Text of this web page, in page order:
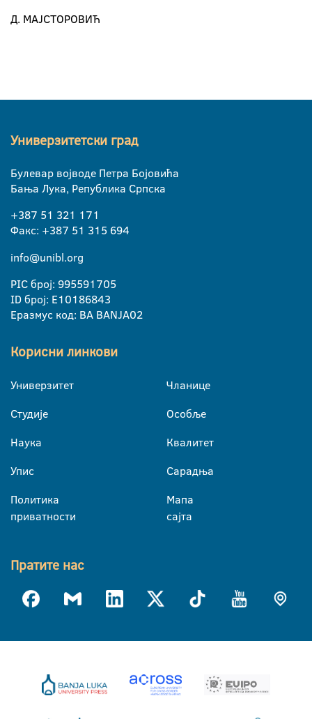
Д. МАЈСТОРОВИЋ
Универзитетски град
Булевар војводе Петра Бојовића
Бања Лука, Република Српска
+387 51 321 171
Факс: +387 51 315 694
info@unibl.org
PIC број: 995591705
ID број: E10186843
Еразмус код: BA BANJA02
Корисни линкови
Универзитет
Студије
Наука
Упис
Политика
приватности
Чланице
Особље
Квалитет
Сарадња
Мапа
сајта
Пратите нас